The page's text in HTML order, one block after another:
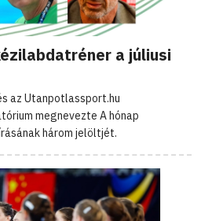
a júliusi
az Utanpotlassport.hu
megnevezte A hónap
három jelöltjét.